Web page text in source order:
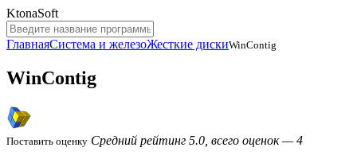
KtonaSoft
ГлавнаяСистема и железоЖесткие дискиWinContig
WinContig
Поставить оценку Средний рейтинг 5.0, всего оценок — 4